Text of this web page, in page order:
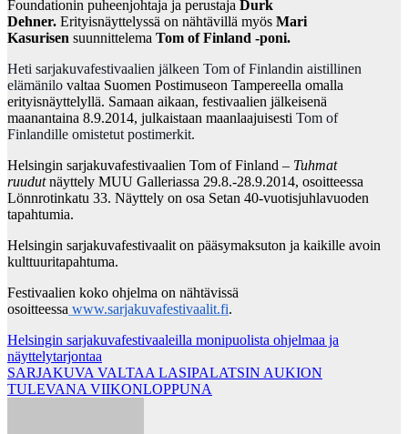
Foundationin puheenjohtaja ja perustaja Durk
Dehner. Erityisnäyttelyssä on nähtävillä myös Mari
Kasurisen suunnittelema Tom of Finland -poni.
Heti sarjakuvafestivaalien jälkeen Tom of Finlandin aistillinen
elämänilo valtaa Suomen Postimuseon Tampereella omalla
erityisnäyttelyllä. Samaan aikaan, festivaalien jälkeisenä
maanantaina 8.9.2014, julkaistaan maanlaajuisesti Tom of
Finlandille omistetut postimerkit.
Helsingin sarjakuvafestivaalien Tom of Finland – Tuhmat
ruudutnäyttely MUU Galleriassa 29.8.-28.9.2014, osoitteessa
Lönnrotinkatu 33. Näyttely on osa Setan 40-vuotisjuhlavuoden
tapahtumia.
Helsingin sarjakuvafestivaalit on pääsymaksuton ja kaikille avoin
kulttuuritapahtuma.
Festivaalien koko ohjelma on nähtävissä
osoitteessa www.sarjakuvafestivaalit.fi.
Post
navigation
Helsingin sarjakuvafestivaaleilla monipuolista ohjelmaa ja
näyttelytarjontaa
SARJAKUVA VALTAA LASIPALATSIN AUKION
TULEVANA VIIKONLOPPUNA